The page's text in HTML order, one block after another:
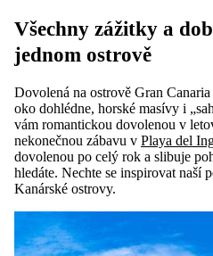
Všechny zážitky a
jednom ostrově
Dovolená na ostrově Gran
oko dohlédne, horské masívy i
vám romantickou dovolenou v
nekonečnou zábavu v Playa del
dovolenou po celý rok a slibuje
hledáte. Nechte se inspirovat naší
Kanárské ostrovy.